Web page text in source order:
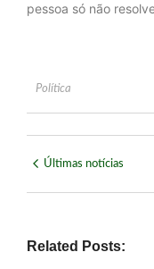
pessoa só não
Política
Últimas notícias
Related Posts: